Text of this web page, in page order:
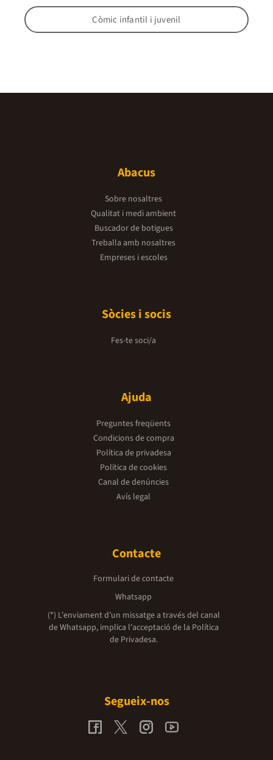
Còmic infantil i juvenil
Abacus
Sobre nosaltres
Qualitat i medi ambient
Buscador de botigues
Treballa amb nosaltres
Empreses i escoles
Sòcies i socis
Fes-te soci/a
Ajuda
Preguntes freqüents
Condicions de compra
Política de privadesa
Política de cookies
Canal de denúncies
Avís legal
Contacte
Formulari de contacte
Whatsapp
(*) L'enviament d’un missatge a través del canal
de Whatsapp, implica l'acceptació de la Política
de Privadesa.
Segueix-nos